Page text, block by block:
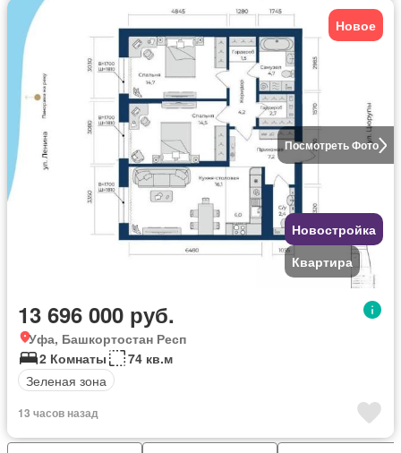
Посмотреть Фото
Новое
Новостройка
Квартира
13 696 000 руб.
Уфа, Башкортостан Респ
2 Комнаты
74 кв.м
Зеленая зона
13 часов назад